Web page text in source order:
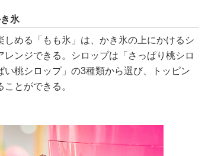
氷
める「もも氷」は、かき氷の上にかけるシ
ンジできる。シロップは「さっぱり桃シロ
桃シロップ」の3種類から選び、トッピン
とができる。